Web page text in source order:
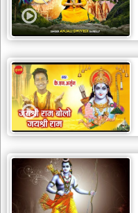
श्याम
भजन
khatu
bhajans
रानी
सती
दादी
भजन
rani
dadi
bhajans